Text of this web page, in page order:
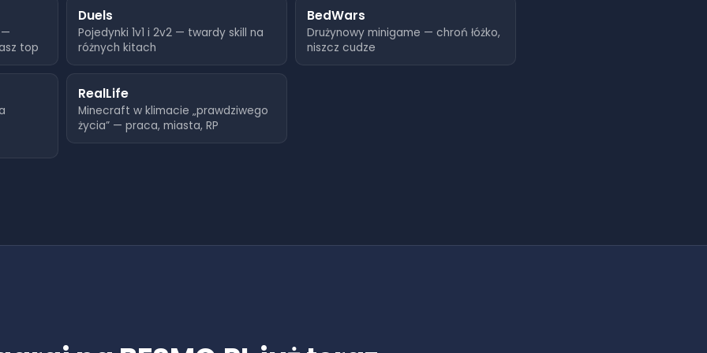
7
9
9
7
4
9
—
top
Duels
Pojedynki 1v1 i 2v2 — twardy skill na
różnych kitach
BedWars
Drużynowy minigame — chroń łóżko,
niszcz cudze
RealLife
Minecraft w klimacie „prawdziwego
życia” — praca, miasta, RP